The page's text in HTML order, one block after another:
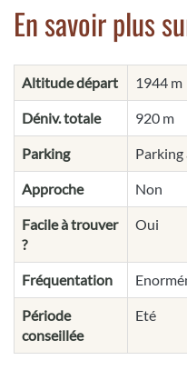
En savoir plus
Altitude départ 1944 m
Déniv. totale 920 m
Parking
Approche Non
Facile à trouver
?
Oui
Fréquentation
Période
conseillée
Eté